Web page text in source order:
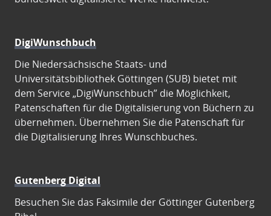
DigiWunschbuch
Die Niedersächsische Staats- und
Universitätsbibliothek Göttingen (SUB) bietet mit
dem Service „DigiWunschbuch” die Möglichkeit,
Patenschaften für die Digitalisierung von Büchern zu
übernehmen. Übernehmen Sie die Patenschaft für
die Digitalisierung Ihres Wunschbuches.
Gutenberg Digital
Besuchen Sie das Faksimile der Göttinger Gutenberg